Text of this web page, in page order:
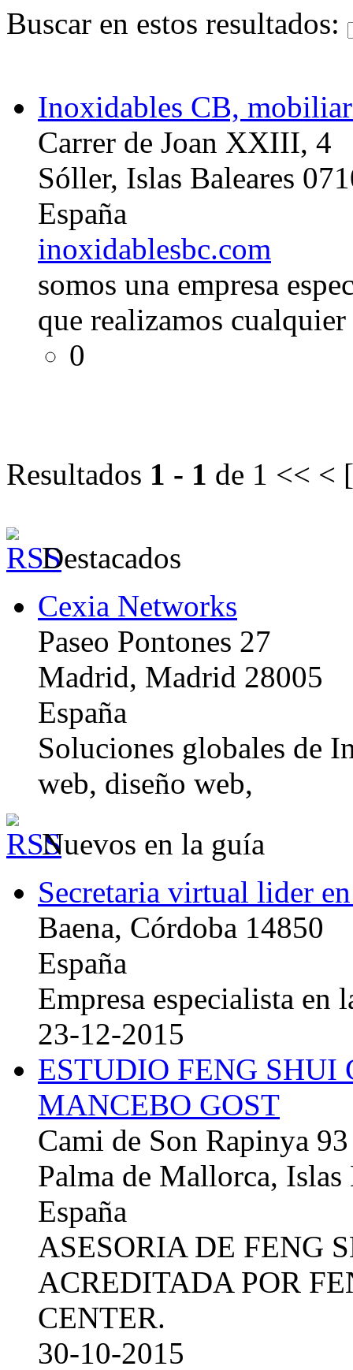
Buscar en estos resultados:
Inoxidables CB,
Carrer de Joan XXIII, 4
Sóller, Islas Baleares
España
inoxidablesbc.com
somos una empresa
que realizamos
0
Resultados 1 - 1 de 1 << < [
Destacados
Cexia Networks
Paseo Pontones 27
Madrid, Madrid 28005
España
Soluciones globales de
web, diseño web,
Nuevos en la guía
Secretaria virtual lider
Baena, Córdoba 14850
España
Empresa especialista en
23-12-2015
ESTUDIO FENG
MANCEBO GOST
Cami de Son Rapinya 93
Palma de Mallorca, Islas
España
ASESORIA DE FENG
ACREDITADA POR
CENTER.
30-10-2015